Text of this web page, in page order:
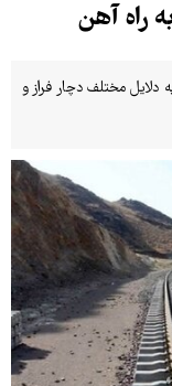
راه آهن
از ۱۳ سال است که به دلایل مختلف دچار فراز و